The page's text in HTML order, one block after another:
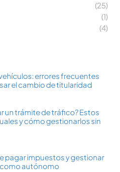
(25)
(1)
(4)
errores frecuentes
el cambio de titularidad
un trámite de tráfico? Estos
y cómo gestionarlos sin
pagar impuestos y gestionar
autónomo